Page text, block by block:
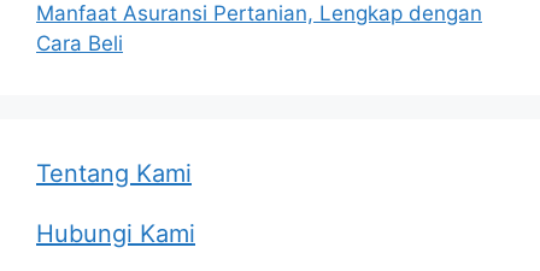
Manfaat Asuransi Pertanian, Lengkap dengan
Cara Beli
Tentang Kami
Hubungi Kami